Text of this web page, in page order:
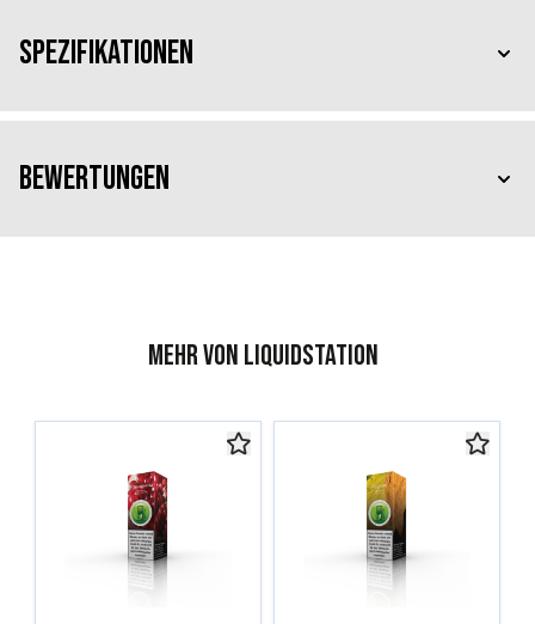
Spezifikationen
Bewertungen
Mehr von Liquidstation